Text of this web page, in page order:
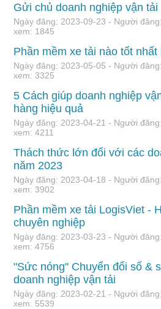
Gửi chủ doanh nghiệp vận tải
Ngày đăng: 2023-09-23 - Người
xem: 1845
Phần mềm xe tải nào tốt nhất
Ngày đăng: 2023-05-05 - Người
xem: 3325
5 Cách giúp doanh nghiệp
hàng hiệu quả
Ngày đăng: 2023-04-21 - Người
xem: 4211
Thách thức lớn đối với các
năm 2023
Ngày đăng: 2023-04-18 - Người
xem: 3902
Phần mềm xe tải LogisViet -
chuyên nghiệp
Ngày đăng: 2023-03-23 - Người
xem: 4756
"Sức nóng" Chuyển đổi số &
doanh nghiệp vận tải
Ngày đăng: 2023-02-21 - Người
xem: 5539